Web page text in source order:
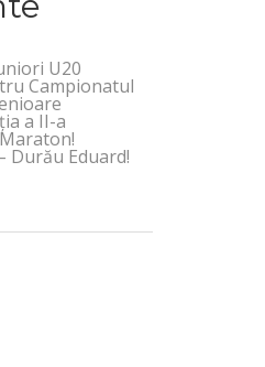
U20
Campionatul
a II-a
Durău Eduard!